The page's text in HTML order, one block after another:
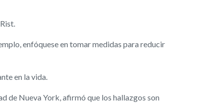
enfóquese en tomar medidas para reducir
en la vida.
de Nueva York, afirmó que los hallazgos son